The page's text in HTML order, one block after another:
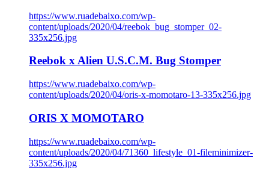
https://www.ruadebaixo.com/wp-
content/uploads/2020/04/reebok_bug_stomper_02-
335x256.jpg
Reebok x Alien U.S.C.M. Bug Stomper
https://www.ruadebaixo.com/wp-
content/uploads/2020/04/oris-x-momotaro-13-335x256.jpg
ORIS X MOMOTARO
https://www.ruadebaixo.com/wp-
content/uploads/2020/04/71360_lifestyle_01-fileminimizer-
335x256.jpg